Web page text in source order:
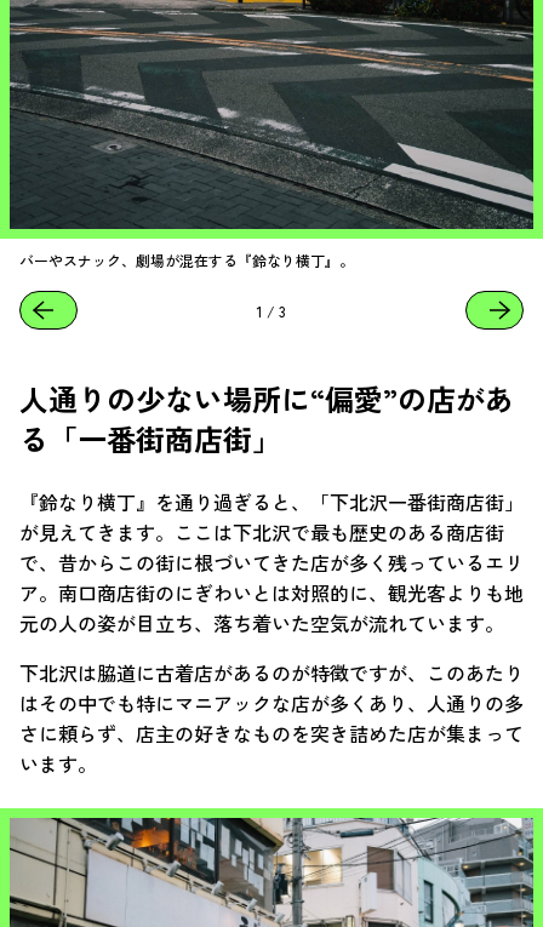
バーやスナック、劇場が混在する『鈴なり横丁』。
1 / 3
人通りの少ない場所に“偏愛”の店があ
る「一番街商店街」
『鈴なり横丁』を通り過ぎると、「下北沢一番街商店街」
が見えてきます。ここは下北沢で最も歴史のある商店街
で、昔からこの街に根づいてきた店が多く残っているエリ
ア。南口商店街のにぎわいとは対照的に、観光客よりも地
元の人の姿が目立ち、落ち着いた空気が流れています。
下北沢は脇道に古着店があるのが特徴ですが、このあたり
はその中でも特にマニアックな店が多くあり、人通りの多
さに頼らず、店主の好きなものを突き詰めた店が集まって
います。